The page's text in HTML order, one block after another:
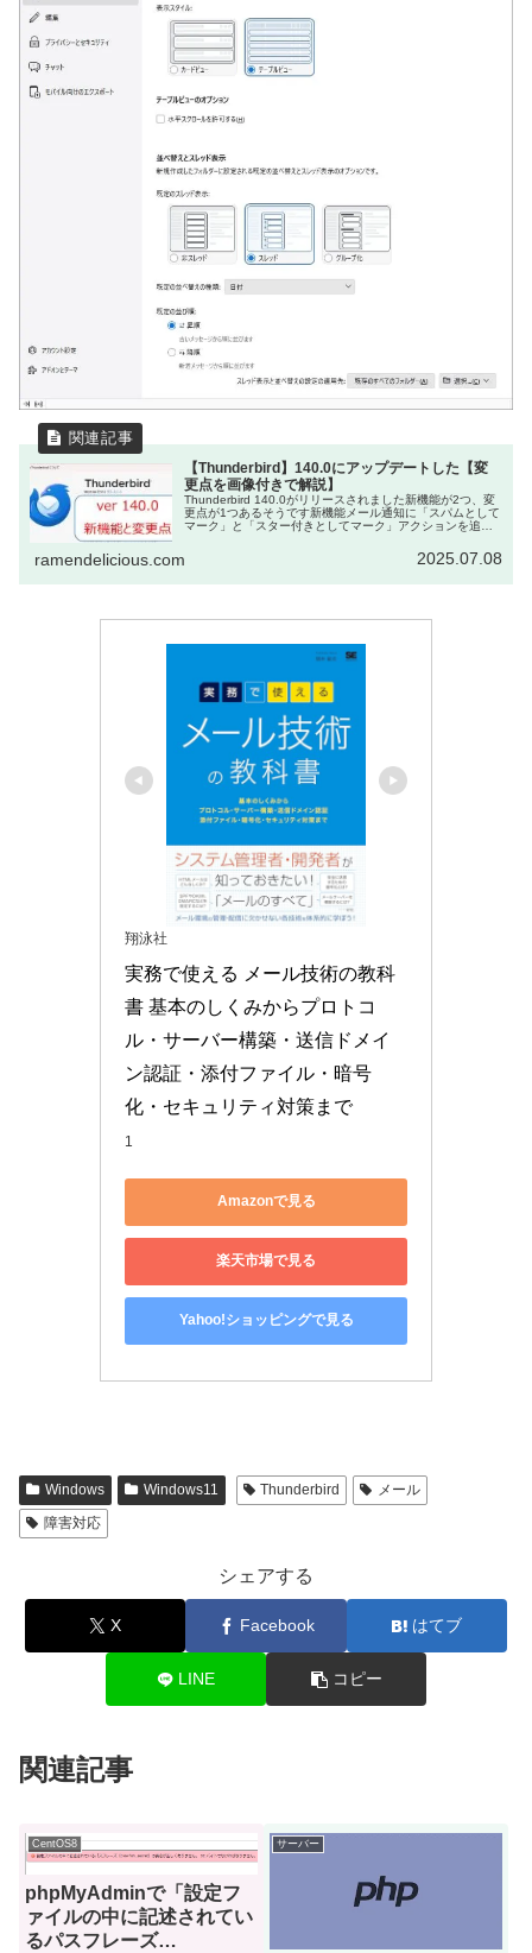
【Thunderbird】140.0にアップデートした【変
更点を画像付きで解説】
Thunderbird 140.0がリリースされました新機能が2つ、変
更点が1つあるそうです新機能メール通知に「スパムとして
マーク」と「スター付きとしてマーク」アクションを追加
ramendelicious.com 2025.07.08
翔泳社
実務で使える メール技術の教科
書 基本のしくみからプロトコ
ル・サーバー構築・送信ドメイ
ン認証・添付ファイル・暗号
化・セキュリティ対策まで
1
Amazonで見る
楽天市場で見る
Yahoo!ショッピングで見る
Windows Windows11 Thunderbird
メール
障害対応
シェアする
X Facebook はてブ
LINE コピー
関連記事
CentOS8
phpMyAdminで「設定フ
ァイルの中に記述されてい
るパスフレーズ
サーバー